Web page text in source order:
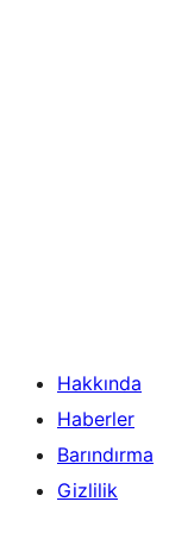
Hakkında
Haberler
Barındırma
Gizlilik